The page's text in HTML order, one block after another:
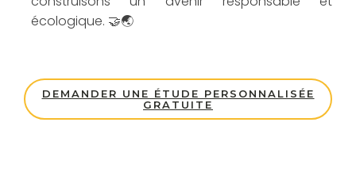
écologique. 🤝🌏
DEMANDER UNE ÉTUDE PERSONNALISÉE
GRATUITE